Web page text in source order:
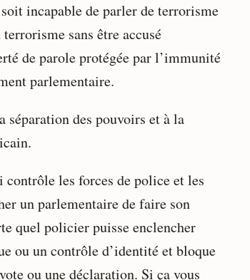
incapable de parler de terrorisme
sans être accusé
de parole protégée par l’immunité
parlementaire.
séparation des pouvoirs et à la
les forces de police et les
un parlementaire de faire son
quel policier puisse enclencher
ou un contrôle d’identité et bloque
ou une déclaration. Si ça vous